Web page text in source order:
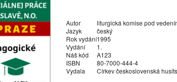
Autor
liturgická komise pod
Jazyk
český
Rok vydání1995
Vydání
1.
Náš kód
A123
ISBN
80-7000-444-4
Vydala
Církev československá